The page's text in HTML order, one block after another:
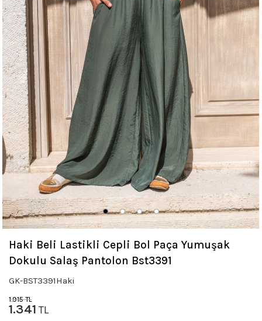
Haki Beli Lastikli Cepli Bol Paça Yumuşak
Dokulu Salaş Pantolon Bst3391
GK-BST3391Haki
1.915TL
1.341 TL